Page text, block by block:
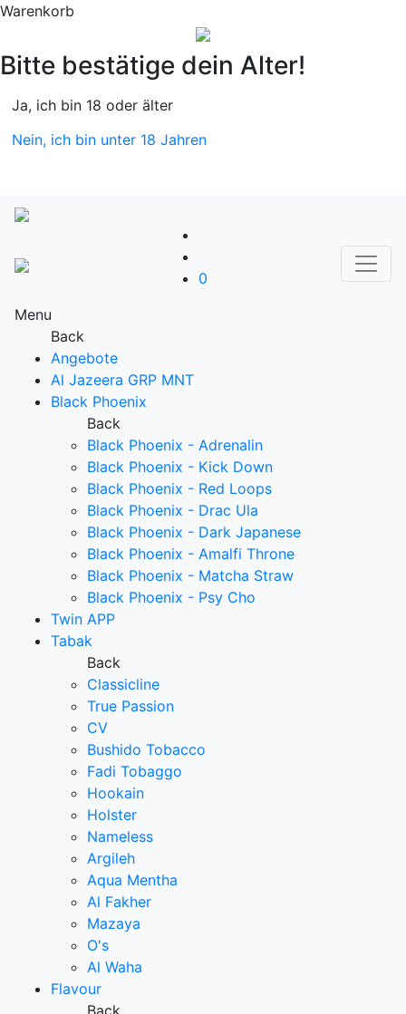
Warenkorb
Bitte bestätige dein Alter!
Ja, ich bin 18 oder älter
Nein, ich bin unter 18 Jahren
0
Menu
Back
Angebote
Al Jazeera GRP MNT
Black Phoenix
Back
Black Phoenix - Adrenalin
Black Phoenix - Kick Down
Black Phoenix - Red Loops
Black Phoenix - Drac Ula
Black Phoenix - Dark Japanese
Black Phoenix - Amalfi Throne
Black Phoenix - Matcha Straw
Black Phoenix - Psy Cho
Twin APP
Tabak
Back
Classicline
True Passion
CV
Bushido Tobacco
Fadi Tobaggo
Hookain
Holster
Nameless
Argileh
Aqua Mentha
Al Fakher
Mazaya
O's
Al Waha
Flavour
Back